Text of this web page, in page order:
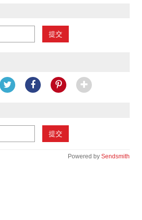
提交
提交
Powered by Sendsmith